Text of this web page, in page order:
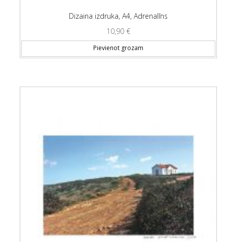
Dizaina izdruka, A4, Adrenalīns
10,90 €
Pievienot grozam